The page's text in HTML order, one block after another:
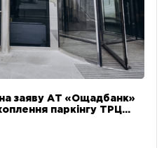
заяву АТ «Ощадбанк»
паркінгу ТРЦ